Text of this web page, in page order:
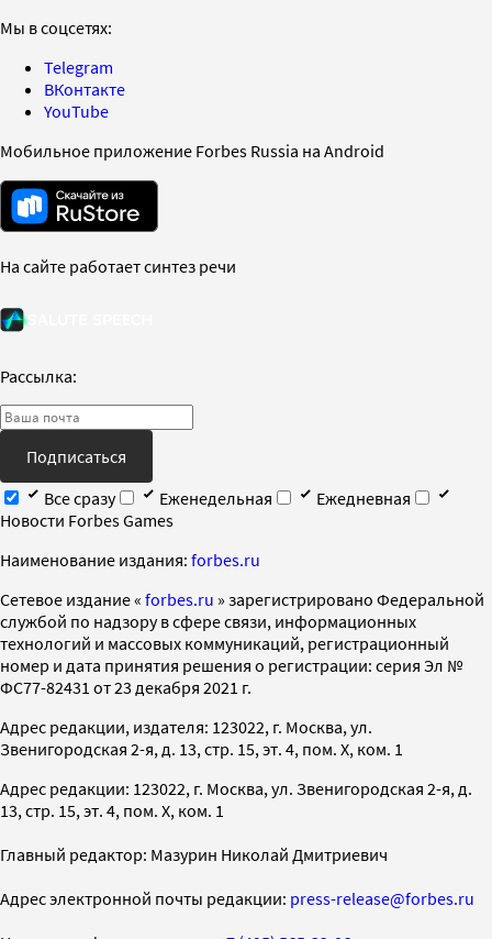
Мы в соцсетях:
Telegram
ВКонтакте
YouTube
Мобильное приложение Forbes Russia на Android
На сайте работает синтез речи
Рассылка:
Подписаться
Все сразу
Еженедельная
Ежедневная
Новости Forbes Games
Наименование издания: forbes.ru
Cетевое издание « forbes.ru » зарегистрировано Федеральной
службой по надзору в сфере связи, информационных
технологий и массовых коммуникаций, регистрационный
номер и дата принятия решения о регистрации: серия Эл №
ФС77-82431 от 23 декабря 2021 г.
Адрес редакции, издателя: 123022, г. Москва, ул.
Звенигородская 2-я, д. 13, стр. 15, эт. 4, пом. X, ком. 1
Адрес редакции: 123022, г. Москва, ул. Звенигородская 2-я, д.
13, стр. 15, эт. 4, пом. X, ком. 1
Главный редактор: Мазурин Николай Дмитриевич
Адрес электронной почты редакции: press-release@forbes.ru